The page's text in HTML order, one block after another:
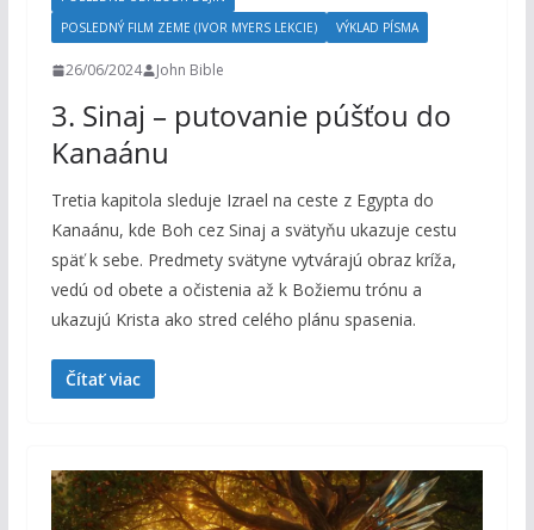
POSLEDNÝ FILM ZEME (IVOR MYERS LEKCIE)
VÝKLAD PÍSMA
26/06/2024 John Bible
3. Sinaj – putovanie púšťou do
Kanaánu
Tretia kapitola sleduje Izrael na ceste z Egypta do
Kanaánu, kde Boh cez Sinaj a svätyňu ukazuje cestu
späť k sebe. Predmety svätyne vytvárajú obraz kríža,
vedú od obete a očistenia až k Božiemu trónu a
ukazujú Krista ako stred celého plánu spasenia.
Čítať viac